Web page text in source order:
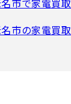
市で家電買
市の家電買